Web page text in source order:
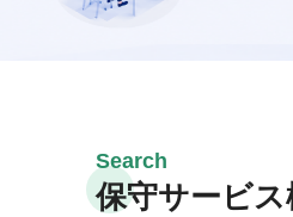
保守サービス